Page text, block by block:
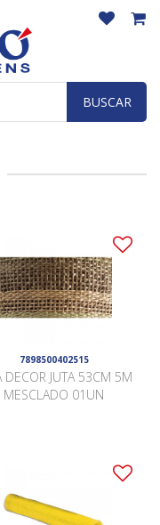
BUSCAR
7898500402515
DECOR JUTA 53CM 5M
MESCLADO 01UN